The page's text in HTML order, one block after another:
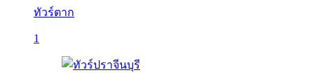
ทัวร์ตาก
1